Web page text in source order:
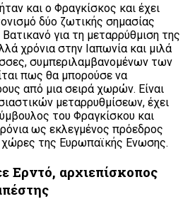
και ο Φραγκίσκος και έχει
δύο ζωτικής σημασίας
για τη μεταρρύθμιση της
χρόνια στην Ιαπωνία και μιλά
συμπεριλαμβανομένων των
πως θα μπορούσε να
από μια σειρά χωρών. Είναι
μεταρρυθμίσεων, έχει
του Φραγκίσκου και
ως εκλεγμένος πρόεδρος
της Ευρωπαϊκής Ενωσης.
Ερντό, αρχιεπίσκοπος